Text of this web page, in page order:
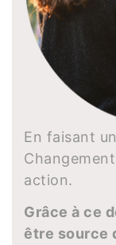
En faisant
action.
Grâce à ce
être source